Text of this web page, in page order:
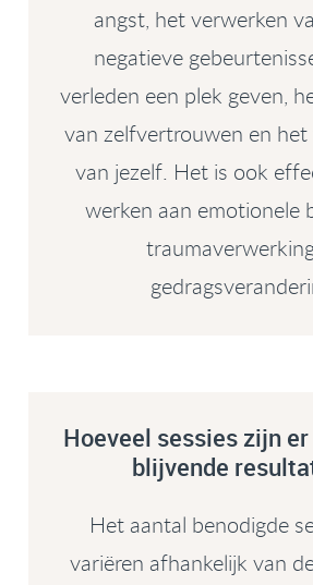
angst, het verwerken
negatieve
verleden een plek geven,
van zelfvertrouwen en
van jezelf. Het is ook
werken aan emotionele
Hoeveel sessies zijn
blijvende
Het aantal benodigde
variëren afhankelijk van